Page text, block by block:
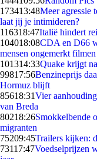
173413:48Meer agressie
laat jij je intimideren?
116318:47Italië hindert
104018:08CDA en D66
mensen ongemerkt filmen
101314:33Quake krijgt
99817:56Benzineprijs
Hormuz blijft
85618:31Vier
van Breda
80218:26Smokkelbende
migranten
75209:45Trailers kijken:
73117:47Voedselprijzen